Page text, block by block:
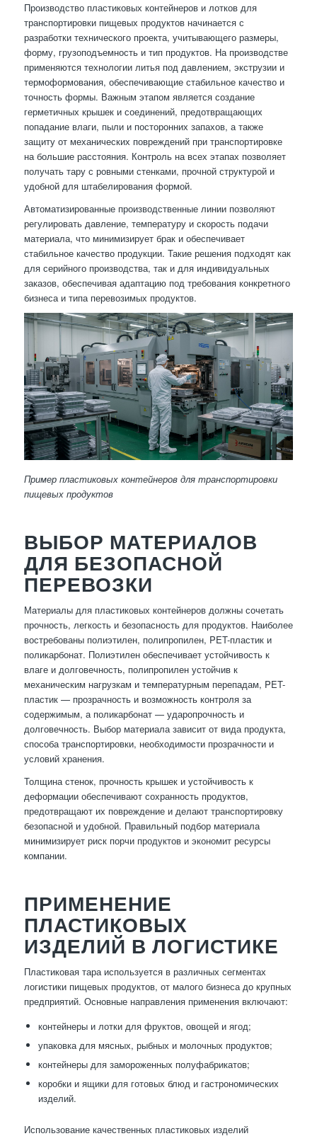
Производство пластиковых контейнеров и лотков для
транспортировки пищевых продуктов начинается с
разработки технического проекта, учитывающего размеры,
форму, грузоподъемность и тип продуктов. На производстве
применяются технологии литья под давлением, экструзии и
термоформования, обеспечивающие стабильное качество и
точность формы. Важным этапом является создание
герметичных крышек и соединений, предотвращающих
попадание влаги, пыли и посторонних запахов, а также
защиту от механических повреждений при транспортировке
на большие расстояния. Контроль на всех этапах позволяет
получать тару с ровными стенками, прочной структурой и
удобной для штабелирования формой.
Автоматизированные производственные линии позволяют
регулировать давление, температуру и скорость подачи
материала, что минимизирует брак и обеспечивает
стабильное качество продукции. Такие решения подходят как
для серийного производства, так и для индивидуальных
заказов, обеспечивая адаптацию под требования конкретного
бизнеса и типа перевозимых продуктов.
Пример пластиковых контейнеров для транспортировки
пищевых продуктов
ВЫБОР МАТЕРИАЛОВ
ДЛЯ БЕЗОПАСНОЙ
ПЕРЕВОЗКИ
Материалы для пластиковых контейнеров должны сочетать
прочность, легкость и безопасность для продуктов. Наиболее
востребованы полиэтилен, полипропилен, PET-пластик и
поликарбонат. Полиэтилен обеспечивает устойчивость к
влаге и долговечность, полипропилен устойчив к
механическим нагрузкам и температурным перепадам, PET-
пластик — прозрачность и возможность контроля за
содержимым, а поликарбонат — ударопрочность и
долговечность. Выбор материала зависит от вида продукта,
способа транспортировки, необходимости прозрачности и
условий хранения.
Толщина стенок, прочность крышек и устойчивость к
деформации обеспечивают сохранность продуктов,
предотвращают их повреждение и делают транспортировку
безопасной и удобной. Правильный подбор материала
минимизирует риск порчи продуктов и экономит ресурсы
компании.
ПРИМЕНЕНИЕ
ПЛАСТИКОВЫХ
ИЗДЕЛИЙ В ЛОГИСТИКЕ
Пластиковая тара используется в различных сегментах
логистики пищевых продуктов, от малого бизнеса до крупных
предприятий. Основные направления применения включают:
контейнеры и лотки для фруктов, овощей и ягод;
упаковка для мясных, рыбных и молочных продуктов;
контейнеры для замороженных полуфабрикатов;
коробки и ящики для готовых блюд и гастрономических
изделий.
Использование качественных пластиковых изделий